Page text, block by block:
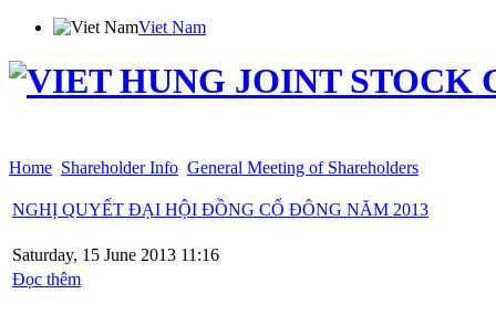
Viet Nam
Home Shareholder Info General Meeting of Shareholders
NGHỊ QUYẾT ĐẠI HỘI ĐỒNG CỔ ĐÔNG NĂM 2013
Saturday, 15 June 2013 11:16
Đọc thêm